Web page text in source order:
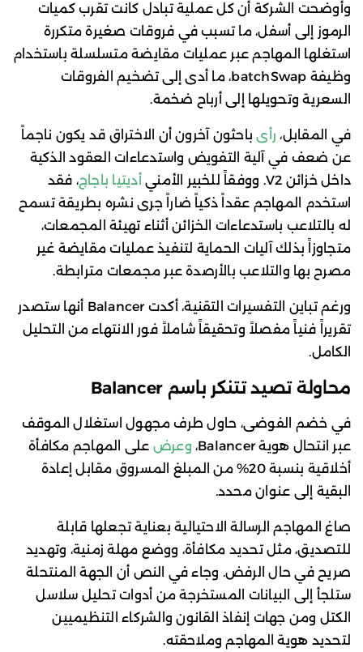
وأوضحت الشركة أن كل عملية تبادل كانت تقرب كميات
الرموز إلى أسفل، ما تسبب في فروقات صغيرة متكررة
استغلها المهاجم عبر عمليات مقايضة متسلسلة باستخدام
وظيفة batchSwap، ما أدى إلى تضخيم الفروقات
السعرية وتحويلها إلى أرباح ضخمة.
في المقابل، رأى باحثون آخرون أن الاختراق قد يكون ناجماً
عن ضعف في آلية التفويض واستدعاءات العقود الذكية
داخل خزائن V2. ووفقاً للخبير الأمني
أديتيا باجاج، فقد
استخدم المهاجم عقداً ذكياً ضاراً جرى نشره بطريقة تسمح
له بالتلاعب باستدعاءات الخزائن أثناء تهيئة المجمعات،
متجاوزاً بذلك آليات الحماية لتنفيذ عمليات مقايضة غير
مصرح بها والتلاعب بالأرصدة عبر مجمعات مترابطة.
ورغم تباين التفسيرات التقنية، أكدت Balancer أنها ستصدر
تقريراً فنياً مفصلاً وتحقيقاً شاملاً فور الانتهاء من التحليل
الكامل.
محاولة تصيد تتنكر باسم Balancer
في خضم الفوضى، حاول طرف مجهول استغلال الموقف
عبر انتحال هوية Balancer،
وعرض على المهاجم مكافأة
أخلاقية بنسبة 20% من المبلغ المسروق مقابل إعادة
البقية إلى عنوان محدد.
صاغ المهاجم الرسالة الاحتيالية بعناية تجعلها قابلة
للتصديق، مثل تحديد مكافأة، ووضع مهلة زمنية، وتهديد
صريح في حال الرفض. وجاء في النص أن الجهة المنتحلة
ستلجأ إلى البيانات المستخرجة من أدوات تحليل سلاسل
الكتل ومن جهات إنفاذ القانون والشركاء التنظيميين
لتحديد هوية المهاجم وملاحقته.